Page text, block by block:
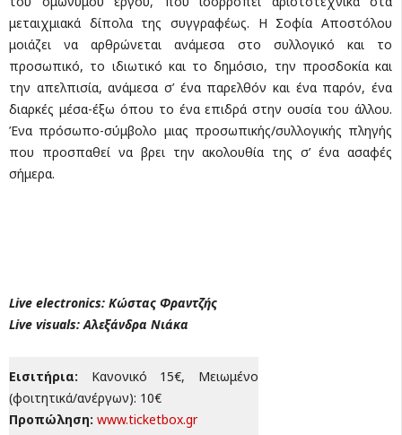
μεταιχμιακά δίπολα της συγγραφέως. Η Σοφία Αποστόλου
μοιάζει να αρθρώνεται ανάμεσα στο συλλογικό και το
προσωπικό, το ιδιωτικό και το δημόσιο, την προσδοκία και
την απελπισία, ανάμεσα σ’ ένα παρελθόν και ένα παρόν, ένα
διαρκές μέσα-έξω όπου το ένα επιδρά στην ουσία του άλλου.
Ένα πρόσωπο-σύμβολο μιας προσωπικής/συλλογικής πληγής
που προσπαθεί να βρει την ακολουθία της σ’ ένα ασαφές
σήμερα.
Live electronics: Κώστας Φραντζής
Live visuals:Αλεξάνδρα Νιάκα
Εισιτήρια: Κανονικό 15€, Μειωμένο
(φοιτητικά/ανέργων): 10€
Προπώληση: www.ticketbox.gr